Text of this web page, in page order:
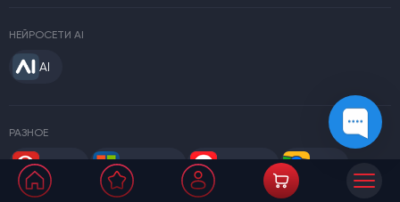
НЕЙРОСЕТИ AI
AI
РАЗНОЕ
Quora Microsoft Mega.nz 2Gis
Github Apple BASS Rutube